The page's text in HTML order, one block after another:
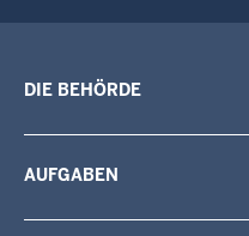
DIE BEHÖRDE
AUFGABEN